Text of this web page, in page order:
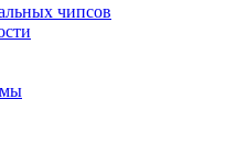
чипсов